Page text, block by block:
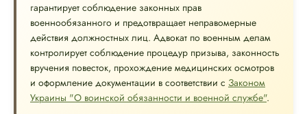
гарантирует соблюдение законных прав
военнообязанного и предотвращает неправомерные
действия должностных лиц. Адвокат по военным делам
контролирует соблюдение процедур призыва, законность
вручения повесток, прохождение медицинских осмотров
и оформление документации в соответствии с Законом
Украины "О воинской обязанности и военной службе".